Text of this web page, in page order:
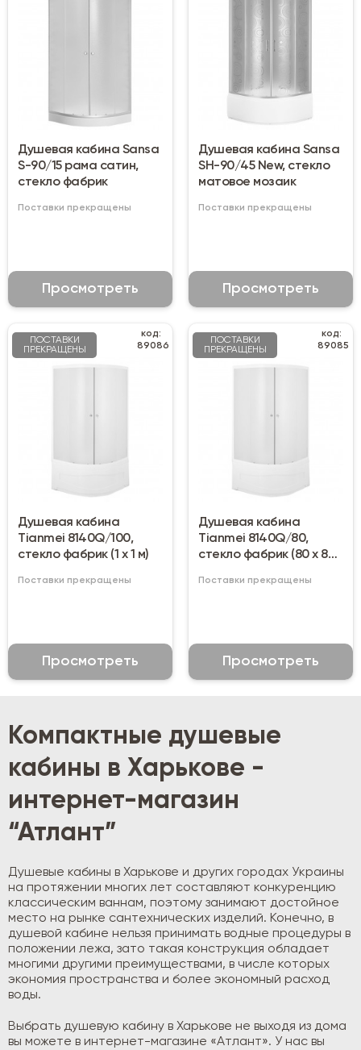
Душевая кабина Sansa
S-90/15 рама сатин,
стекло фабрик
Поставки прекращены
Просмотреть
Душевая кабина Sansa
SH-90/45 New, стекло
матовое мозаик
Поставки прекращены
Просмотреть
ПОСТАВКИ
ПРЕКРАЩЕНЫ
код:
89086
Душевая кабина
Tianmei 8140Q/100,
стекло фабрик (1 х 1 м)
Поставки прекращены
Просмотреть
ПОСТАВКИ
ПРЕКРАЩЕНЫ
код:
89085
Душевая кабина
Tianmei 8140Q/80,
стекло фабрик (80 х 80
Поставки прекращены
Просмотреть
Компактные душевые
кабины в Харькове -
интернет-магазин
“Атлант”
Душевые кабины в Харькове и других городах Украины
на протяжении многих лет составляют конкуренцию
классическим ваннам, поэтому занимают достойное
место на рынке сантехнических изделий. Конечно, в
душевой кабине нельзя принимать водные процедуры в
положении лежа, зато такая конструкция обладает
многими другими преимуществами, в числе которых
экономия пространства и более экономный расход
воды.
Выбрать душевую кабину в Харькове не выходя из дома
вы можете в интернет-магазине «Атлант». У нас вы